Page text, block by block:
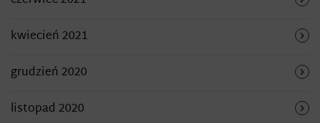
kwiecień 2021
grudzień 2020
listopad 2020